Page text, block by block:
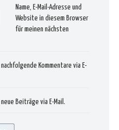
Name, E-Mail-Adresse und
Website in diesem Browser
für meinen nächsten
Kommentare via E-
Beiträge via E-Mail.